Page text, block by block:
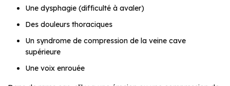
Une dysphagie (difficulté à avaler)
Des douleurs thoraciques
Un syndrome de compression de la veine cave
supérieure
Une voix enrouée